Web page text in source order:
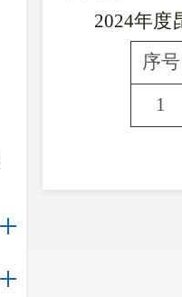
2024年度
序号
1